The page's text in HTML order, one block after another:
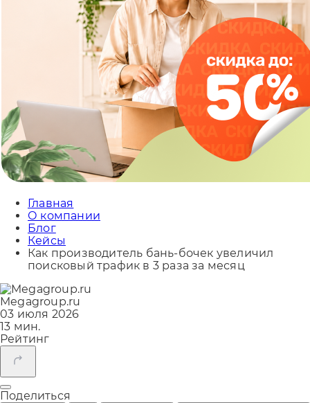
Главная
О компании
Блог
Кейсы
Как производитель бань-бочек увеличил
поисковый трафик в 3 раза за месяц
Megagroup.ru
03 июля 2026
13 мин.
Рейтинг
Поделиться